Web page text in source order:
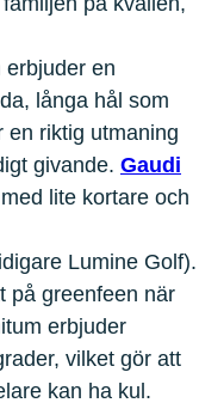
erbjuder en
långa hål som
en riktig utmaning
givande. Gaudi
lite kortare och
Lumine Golf).
på greenfeen när
erbjuder
vilket gör att
kan ha kul.